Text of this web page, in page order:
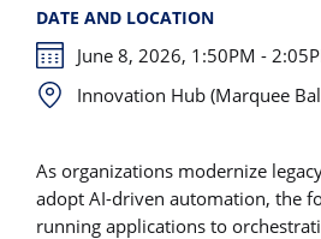
DATE AND LOCATION
June 8, 2026, 1:50PM -
Innovation Hub (Marquee
As organizations modernize
adopt AI-driven automation, the
running applications to